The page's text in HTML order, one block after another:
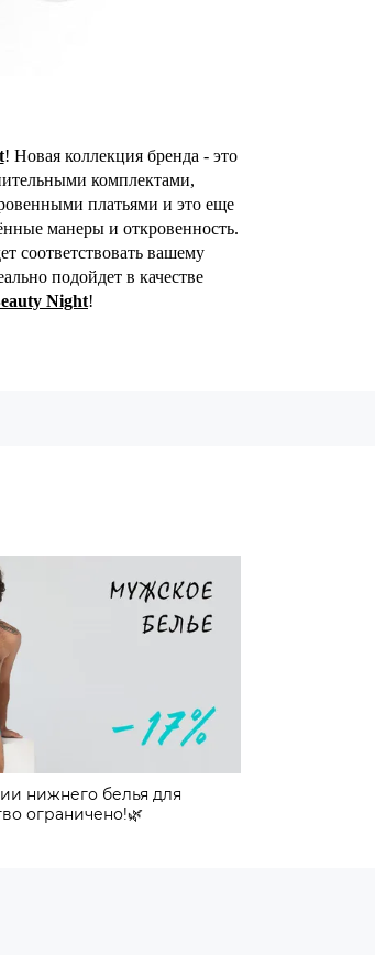
! Новая коллекция бренда - это
комплектами,
платьями и это еще
манеры и откровенность.
соответствовать вашему
подойдет в качестве
Night!
нижнего белья для
ограничено!🌿